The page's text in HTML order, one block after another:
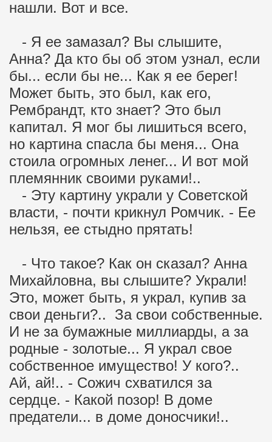
нашли. Вот и все.
- Я ее замазал? Вы слышите,
Анна? Да кто бы об этом узнал, если
бы... если бы не... Как я ее берег!
Может быть, это был, как его,
Рембрандт, кто знает? Это был
капитал. Я мог бы лишиться всего,
но картина спасла бы меня... Она
стоила огромных ленег... И вот мой
племянник своими руками!..
- Эту картину украли у Советской
власти, - почти крикнул Ромчик. - Ее
нельзя, ее стыдно прятать!
- Что такое? Как он сказал? Анна
Михайловна, вы слышите? Украли!
Это, может быть, я украл, купив за
свои деньги?.. За свои собственные.
И не за бумажные миллиарды, а за
родные - золотые... Я украл свое
собственное имущество! У кого?..
Ай, ай!.. - Сожич схватился за
сердце. - Какой позор! В доме
предатели... в доме доносчики!..